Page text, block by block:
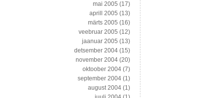
mai 2005 (17)
aprill 2005 (13)
märts 2005 (16)
veebruar 2005 (12)
jaanuar 2005 (13)
detsember 2004 (15)
november 2004 (20)
oktoober 2004 (7)
september 2004 (1)
august 2004 (1)